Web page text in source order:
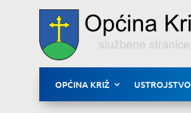
OPĆINA KRIŽ USTROJSTVO